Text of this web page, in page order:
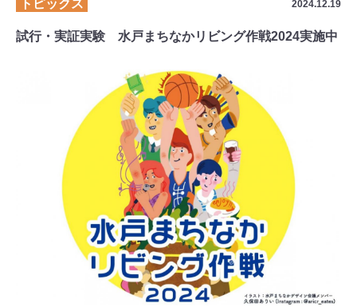
トピックス 2024.12.19
試行・実証実験 水戸まちなかリビング作戦2024実施中